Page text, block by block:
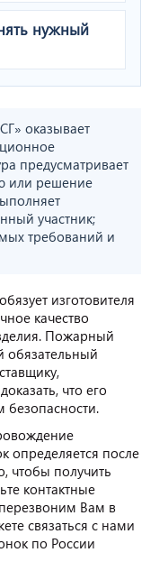
нужный
оказывает
предусматривает
или решение
участник;
требований и
изготовителя
качество
Пожарный
обязательный
что его
безопасности.
определяется после
чтобы получить
контактные
Вам в
связаться с нами
по России